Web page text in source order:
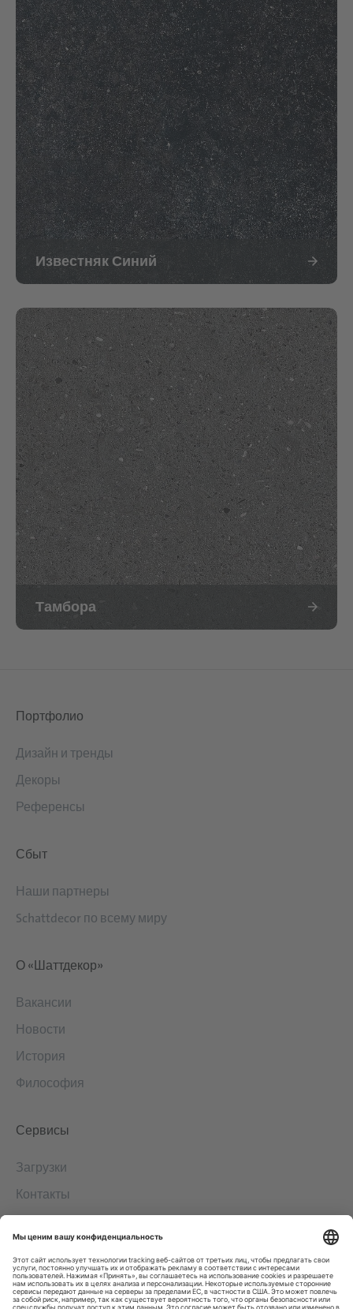
Известняк Синий
Тамбора
Портфолио
Дизайн и тренды
Декоры
Референсы
Сбыт
Наши партнеры
Schattdecor по всему миру
О «Шаттдекор»
Вакансии
Новости
История
Философия
Сервисы
Загрузки
Контакты
EDI